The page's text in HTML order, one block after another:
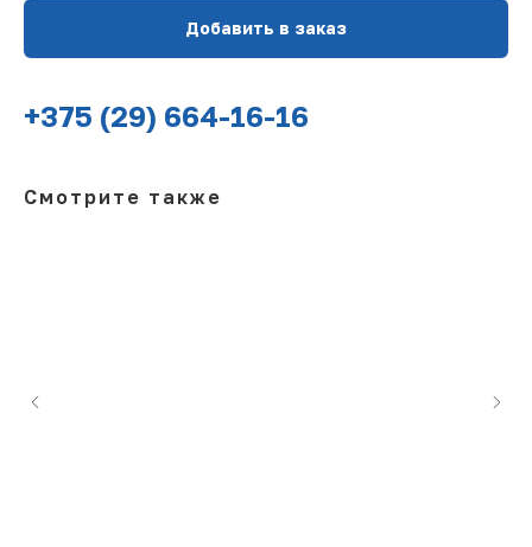
Добавить в заказ
+375 (29) 664-16-16
Смотрите также